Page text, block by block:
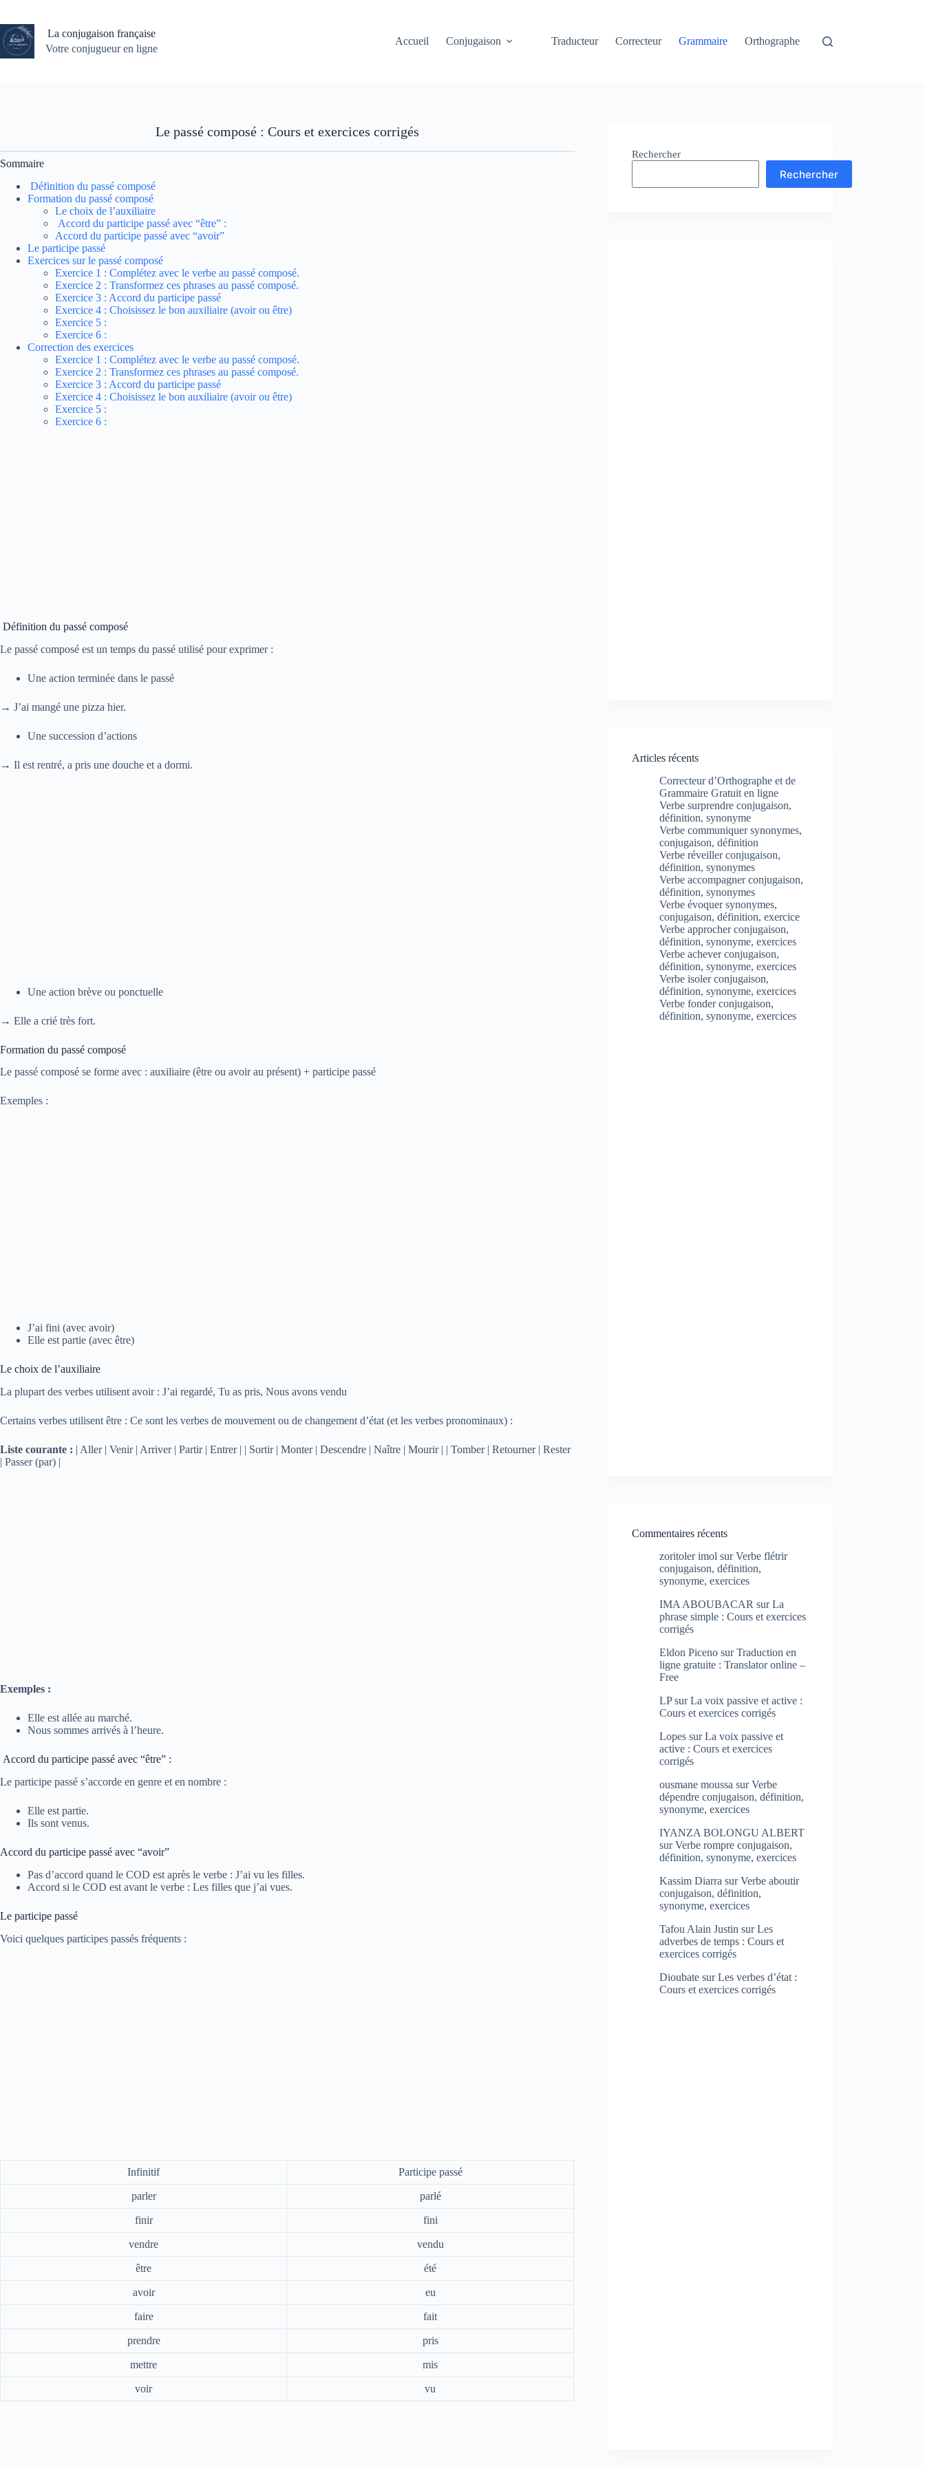
contenu
La conjugaison française
Votre conjugueur en ligne
Accueil Conjugaison Traducteur Correcteur Grammaire Orthographe
Le passé composé : Cours et exercices corrigés
Sommaire
Définition du passé composé
Formation du passé composé
Le choix de l’auxiliaire
Accord du participe passé avec “être” :
Accord du participe passé avec “avoir”
Le participe passé
Exercices sur le passé composé
Exercice 1 : Complétez avec le verbe au passé composé.
Exercice 2 : Transformez ces phrases au passé composé.
Exercice 3 : Accord du participe passé
Exercice 4 : Choisissez le bon auxiliaire (avoir ou être)
Exercice 5 :
Exercice 6 :
Correction des exercices
Exercice 1 : Complétez avec le verbe au passé composé.
Exercice 2 : Transformez ces phrases au passé composé.
Exercice 3 : Accord du participe passé
Exercice 4 : Choisissez le bon auxiliaire (avoir ou être)
Exercice 5 :
Exercice 6 :
Définition du passé composé
Le passé composé est un temps du passé utilisé pour exprimer :
Une action terminée dans le passé
→ J’ai mangé une pizza hier.
Une succession d’actions
→ Il est rentré, a pris une douche et a dormi.
Une action brève ou ponctuelle
→ Elle a crié très fort.
Formation du passé composé
Le passé composé se forme avec : auxiliaire (être ou avoir au présent) + participe passé
Exemples :
J’ai fini (avec avoir)
Elle est partie (avec être)
Le choix de l’auxiliaire
La plupart des verbes utilisent avoir : J’ai regardé, Tu as pris, Nous avons vendu
Certains verbes utilisent être : Ce sont les verbes de mouvement ou de changement d’état (et les verbes pronominaux) :
Liste courante : | Aller | Venir | Arriver | Partir | Entrer | | Sortir | Monter | Descendre | Naître | Mourir | | Tomber | Retourner | Rester
| Passer (par) |
Exemples :
Elle est allée au marché.
Nous sommes arrivés à l’heure.
Accord du participe passé avec “être” :
Le participe passé s’accorde en genre et en nombre :
Elle est partie.
Ils sont venus.
Accord du participe passé avec “avoir”
Pas d’accord quand le COD est après le verbe : J’ai vu les filles.
Accord si le COD est avant le verbe : Les filles que j’ai vues.
Le participe passé
Voici quelques participes passés fréquents :
Infinitif Participe passé
parler parlé
finir fini
vendre vendu
être été
avoir eu
faire fait
prendre pris
mettre mis
voir vu
Rechercher
Rechercher
Articles récents
Correcteur d’Orthographe et de
Grammaire Gratuit en ligne
Verbe surprendre conjugaison,
définition, synonyme
Verbe communiquer synonymes,
conjugaison, définition
Verbe réveiller conjugaison,
définition, synonymes
Verbe accompagner conjugaison,
définition, synonymes
Verbe évoquer synonymes,
conjugaison, définition, exercice
Verbe approcher conjugaison,
définition, synonyme, exercices
Verbe achever conjugaison,
définition, synonyme, exercices
Verbe isoler conjugaison,
définition, synonyme, exercices
Verbe fonder conjugaison,
définition, synonyme, exercices
Commentaires récents
zoritoler imol surVerbe flétrir
conjugaison, définition,
synonyme, exercices
IMA ABOUBACAR surLa
phrase simple : Cours et exercices
corrigés
Eldon Piceno surTraduction en
ligne gratuite : Translator online –
Free
LPsurLa voix passive et active :
Cours et exercices corrigés
Lopes surLa voix passive et
active : Cours et exercices
corrigés
ousmane moussa surVerbe
dépendre conjugaison, définition,
synonyme, exercices
IYANZA BOLONGU ALBERT
surVerbe rompre conjugaison,
définition, synonyme, exercices
Kassim Diarra surVerbe aboutir
conjugaison, définition,
synonyme, exercices
Tafou Alain Justin surLes
adverbes de temps : Cours et
exercices corrigés
Dioubate surLes verbes d’état :
Cours et exercices corrigés